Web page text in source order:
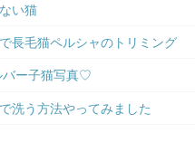
い猫
長毛猫ペルシャのトリミング
バー子猫写真♡
洗う方法やってみました